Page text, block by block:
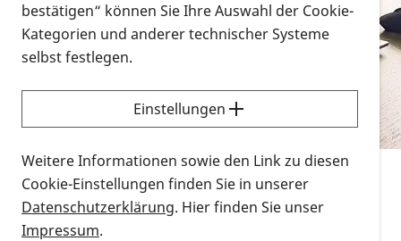
Alle Infomaterialien in verschiedenen
Formaten an einem Ort
Sie möchten wissen, wie Sie nach Infonmaterial
suchen und dieses bestellen bzw. herunterladen
können? Schauen Sie sich dieErklärvideos zum
Thema Infomaterial auf der PRO RETINA-Website
für blinde und sehbehinderte Menschen an.
Auf dieser Seite finden Sie sämtliches Infomaterial
bestätigen“ können Sie Ihre Auswahl der Cookie-
Kategorien und anderer technischer Systeme
selbst festlegen.
Einstellungen
Weitere Informationen sowie den Link zu diesen
Cookie-Einstellungen finden Sie in unserer
Datenschutzerklärung. Hier finden Sie unser
Impressum.